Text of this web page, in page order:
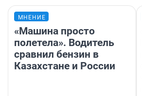
МНЕНИЕ
«Машина просто
полетела». Водитель
сравнил бензин в
Казахстане и России